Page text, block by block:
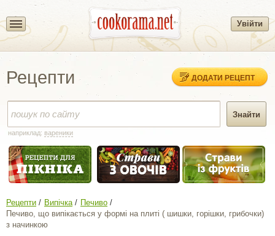
Увійти
Рецепти ДОДАТИ РЕЦЕПТ
наприклад: вареники
Рецепти Випічка
Печиво
Печиво, що випікається у формі на плиті ( шишки, горішки, грибочки)
з начинкою